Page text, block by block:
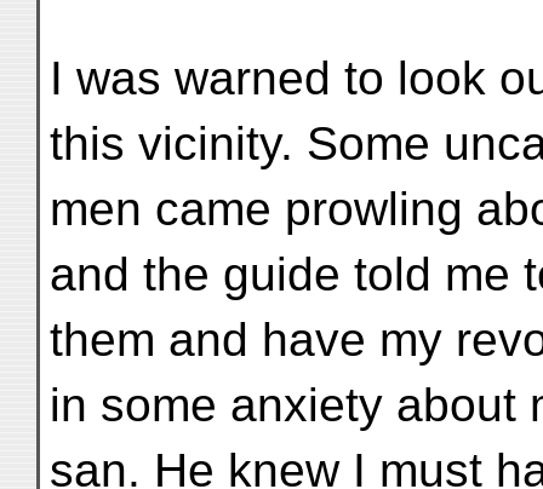
I was warned to look
this vicinity. Some
men came prowling
and the guide told me
them and have my
in some anxiety about
san. He knew I must